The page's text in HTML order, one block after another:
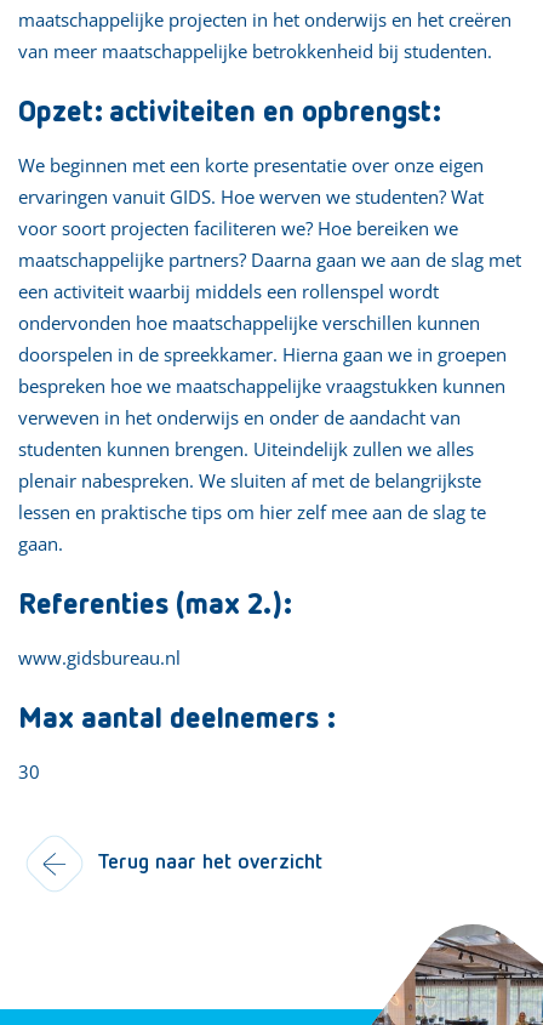
maatschappelijke projecten in het onderwijs en het creëren
van meer maatschappelijke betrokkenheid bij studenten.
Opzet: activiteiten en opbrengst:
We beginnen met een korte presentatie over onze eigen
ervaringen vanuit GIDS. Hoe werven we studenten? Wat
voor soort projecten faciliteren we? Hoe bereiken we
maatschappelijke partners? Daarna gaan we aan de slag met
een activiteit waarbij middels een rollenspel wordt
ondervonden hoe maatschappelijke verschillen kunnen
doorspelen in de spreekkamer. Hierna gaan we in groepen
bespreken hoe we maatschappelijke vraagstukken kunnen
verweven in het onderwijs en onder de aandacht van
studenten kunnen brengen. Uiteindelijk zullen we alles
plenair nabespreken. We sluiten af met de belangrijkste
lessen en praktische tips om hier zelf mee aan de slag te
gaan.
Referenties (max 2.):
www.gidsbureau.nl
Max aantal deelnemers :
30
Terug naar het overzicht